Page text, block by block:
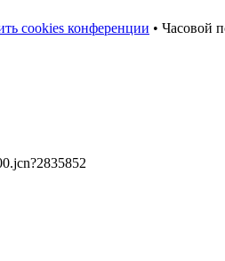
cookies конференции • Часовой